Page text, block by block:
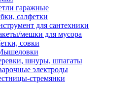
гаражные
салфетки
для сантехники
мешки для мусора
совки
шнуры, шпагаты
электроды
стремянки